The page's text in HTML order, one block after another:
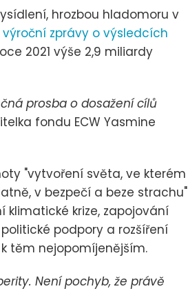
hrozbou hladomoru v
výroční zprávy o výsledcích
2021 výše 2,9 miliardy
prosba o dosažení cílů
fondu ECW Yasmine
"vytvoření světa, ve kterém
v bezpečí a beze strachu"
krize, zapojování
podpory a rozšíření
těm nejopomíjenějším.
Není pochyb, že právě